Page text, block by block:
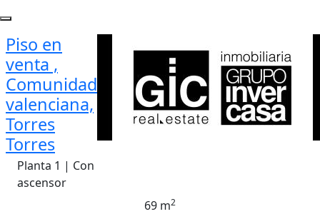
Piso en
venta ,
Comunidad
valenciana,
Torres
Torres
Planta 1 | Con
ascensor
69 m2